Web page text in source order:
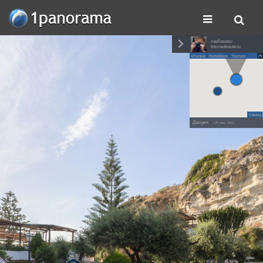
nedlosster
foto.nedlosster.ru
Италия Калабрия Тропея
Схема
Дворик • 25 июн. 2015